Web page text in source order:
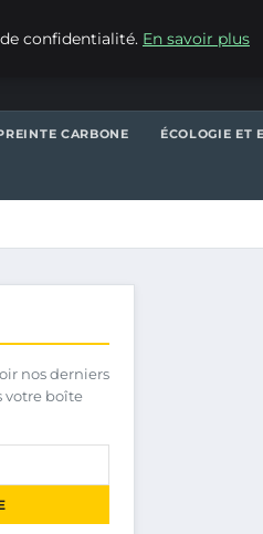
CARBONE ÉCOLOGIE ET
nos derniers
votre boîte
confidentialité. En savoir plus